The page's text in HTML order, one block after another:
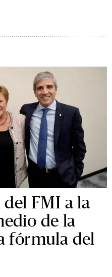
FMI a la
de la
fórmula del